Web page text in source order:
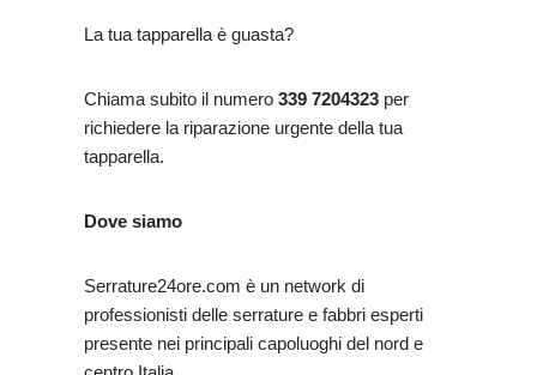
La tua tapparella è guasta?
Chiama subito il numero 339 7204323 per
richiedere la riparazione urgente della tua
tapparella.
Dove siamo
Serrature24ore.com è un network di
professionisti delle serrature e fabbri esperti
presente nei principali capoluoghi del nord e